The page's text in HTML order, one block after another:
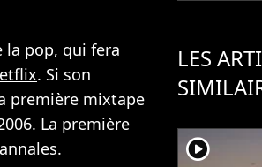
la pop, qui fera
. Si son
première mixtape
La première
LES
player2